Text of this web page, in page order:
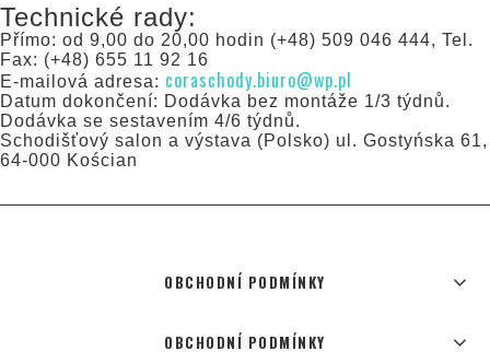
Technické rady:
Přímo: od 9,00 do 20,00 hodin (+48) 509 046 444, Tel.
Fax: (+48) 655 11 92 16
E-mailová adresa: coraschody.biuro@wp.pl
Datum dokončení: Dodávka bez montáže 1/3 týdnů.
Dodávka se sestavením 4/6 týdnů.
Schodišťový salon a výstava (Polsko) ul. Gostyńska 61,
64-000 Kościan
OBCHODNÍ PODMÍNKY
OBCHODNÍ PODMÍNKY